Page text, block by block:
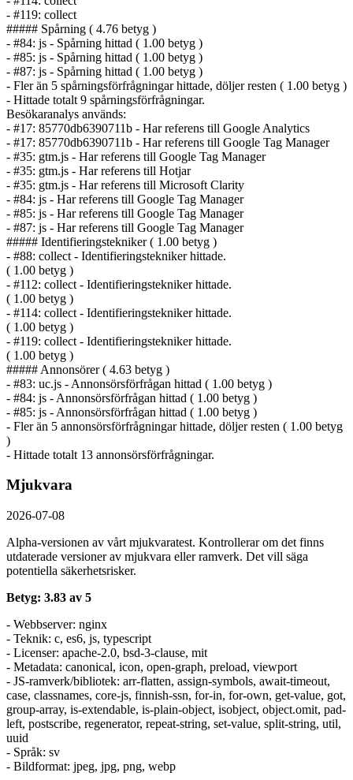
- #119: collect
##### Spårning ( 4.76 betyg )
- #84: js - Spårning hittad ( 1.00 betyg )
- #85: js - Spårning hittad ( 1.00 betyg )
- #87: js - Spårning hittad ( 1.00 betyg )
- Fler än 5 spårnings­förfrågningar hittade, döljer resten ( 1.00 betyg )
- Hittade totalt 9 spårnings­förfrågningar.
Besökaranalys används:
- #17: 85770db6390711b - Har referens till Google Analytics
- #17: 85770db6390711b - Har referens till Google Tag Manager
- #35: gtm.js - Har referens till Google Tag Manager
- #35: gtm.js - Har referens till Hotjar
- #35: gtm.js - Har referens till Microsoft Clarity
- #84: js - Har referens till Google Tag Manager
- #85: js - Har referens till Google Tag Manager
- #87: js - Har referens till Google Tag Manager
##### Identifierings­tekniker ( 1.00 betyg )
- #88: collect - Identifierings­tekniker hittade.
( 1.00 betyg )
- #112: collect - Identifierings­tekniker hittade.
( 1.00 betyg )
- #114: collect - Identifierings­tekniker hittade.
( 1.00 betyg )
- #119: collect - Identifierings­tekniker hittade.
( 1.00 betyg )
##### Annonsörer ( 4.63 betyg )
- #83: uc.js - Annonsörs­förfrågan hittad ( 1.00 betyg )
- #84: js - Annonsörs­förfrågan hittad ( 1.00 betyg )
- #85: js - Annonsörs­förfrågan hittad ( 1.00 betyg )
- Fler än 5 annonsörs­förfrågningar hittade, döljer resten ( 1.00 betyg
)
- Hittade totalt 13 annonsörs­förfrågningar.
Mjukvara
2026-07-08
Alpha-versionen av vårt mjukvaratest. Kontrollerar om det finns
utdaterade versioner av mjukvara eller ramverk. Det vill säga
potentiella säkerhetsrisker.
Betyg: 3.83 av 5
- Webbserver: nginx
- Teknik: c, es6, js, typescript
- Licenser: apache-2.0, bsd-3-clause, mit
- Metadata: canonical, icon, open-graph, preload, viewport
- JS-ramverk/bibliotek: arr-flatten, assign-symbols, await-timeout,
case, classnames, core-js, finnish-ssn, for-in, for-own, get-value, got,
group-array, is-extendable, is-plain-object, isobject, object.omit, pad-
left, postscribe, regenerator, repeat-string, set-value, split-string, util,
uuid
- Språk: sv
- Bildformat: jpeg, jpg, png, webp